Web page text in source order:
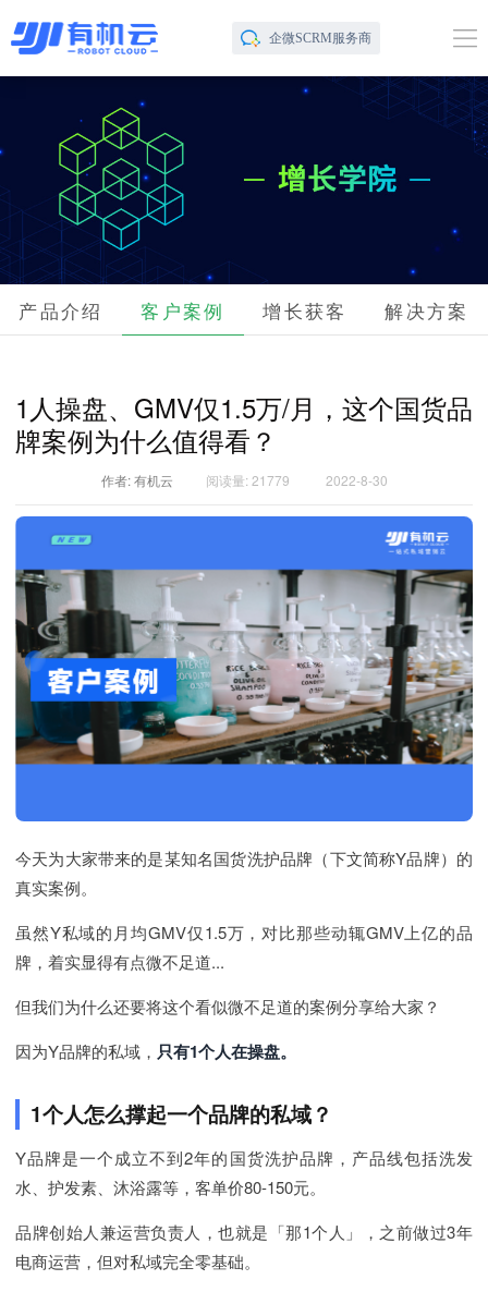
企微SCRM服务商
产品介绍 客户案例 增长获客 解决方案
1人操盘、GMV仅1.5万/月，这个国货品
牌案例为什么值得看？
作者: 有机云 阅读量: 21779 2022-8-30
今天为大家带来的是某知名国货洗护品牌（下文简称Y品牌）的
真实案例。
虽然Y私域的月均GMV仅1.5万，对比那些动辄GMV上亿的品
牌，着实显得有点微不足道...
但我们为什么还要将这个看似微不足道的案例分享给大家？
因为Y品牌的私域， 只有1个人在操盘。
1个人怎么撑起一个品牌的私域？
Y品牌是一个成立不到2年的国货洗护品牌，产品线包括洗发
水、护发素、沐浴露等，客单价80-150元。
品牌创始人兼运营负责人，也就是「那1个人」，之前做过3年
电商运营，但对私域完全零基础。